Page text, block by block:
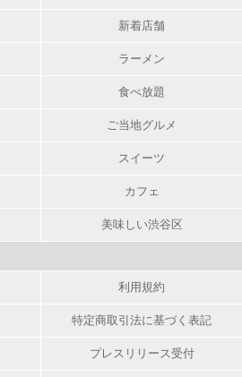
新着店舗
ラーメン
食べ放題
ご当地グルメ
スイーツ
カフェ
美味しい渋谷区
利用規約
特定商取引法に基づく表記
プレスリリース受付